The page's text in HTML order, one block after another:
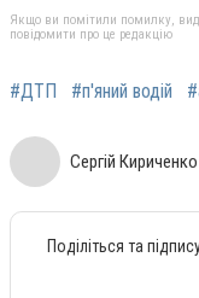
Якщо ви помітили помилку,
повідомити про це редакцію
#ДТП #п'яний водій
Сергій Кириченко
Поділіться та